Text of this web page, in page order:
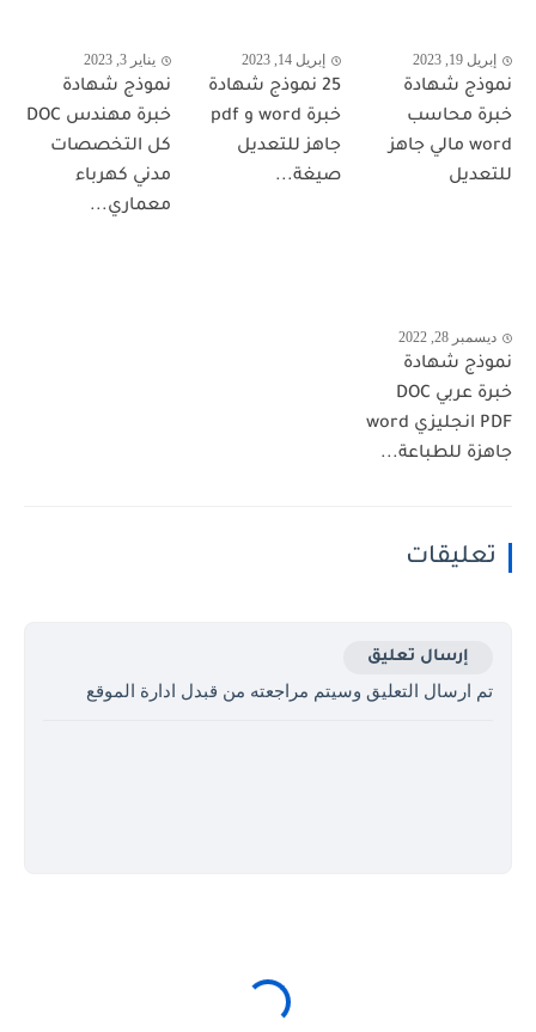
إبريل 19, 2023
نموذج شهادة
خبرة محاسب
word مالي جاهز
للتعديل
إبريل 14, 2023
25 نموذج شهادة
خبرة word و pdf
جاهز للتعديل
صيغة...
يناير 3, 2023
نموذج شهادة
خبرة مهندس DOC
كل التخصصات
مدني كهرباء
معماري...
ديسمبر 28, 2022
نموذج شهادة
خبرة عربي DOC
PDF انجليزي word
جاهزة للطباعة...
تعليقات
إرسال تعليق
تم ارسال التعليق وسيتم مراجعته من قبدل ادارة الموقع